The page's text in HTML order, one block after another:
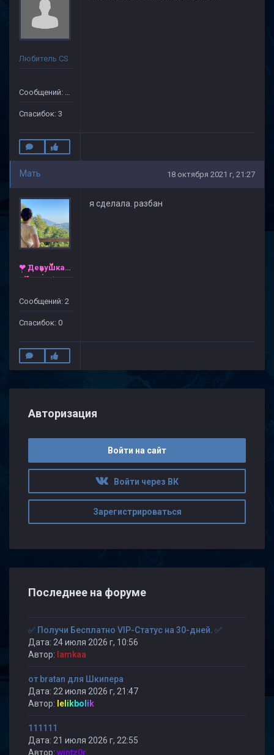
Любитель CS
Сообщений: 41
Спасибок: 3
Мать 18 октября 2021 г, 21:27
❤ Девушка ❤
Сообщений: 2
Спасибок: 0
я сделала. разбан
Авторизация
Войти на сайт
Войти через ВК
Зарегистрироваться
Последнее на форуме
✅ Получи Бесплатно VIP-Статус на 30-дней. ✅
Дата: 24 июля 2026 г, 10:56
Автор: lamkaa
от bratan для Шкипера
Дата: 22 июля 2026 г, 21:47
Автор: lelikbolik
111111
Дата: 21 июля 2026 г, 22:55
Автор: wintz0r